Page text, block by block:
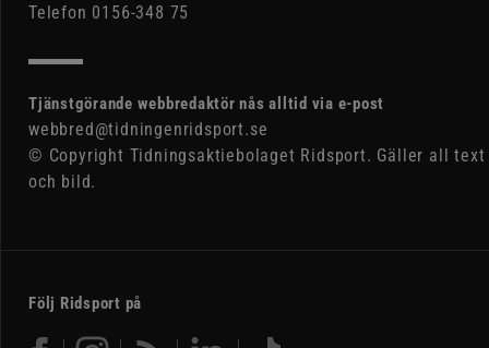
Telefon 0156-348 75
Tjänstgörande webbredaktör nås alltid via e-post
webbred@tidningenridsport.se
© Copyright Tidningsaktiebolaget Ridsport. Gäller all text
och bild.
Följ Ridsport på